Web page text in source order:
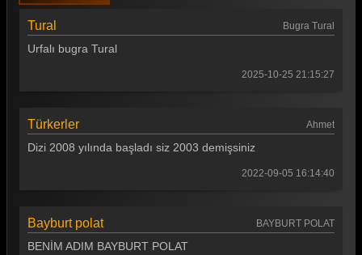
Akasya Durağı 28. Bölüm
Akasya Durağı 27. Bölüm
Akasya Durağı 21. Bölüm
Tural Bugra Tural
Urfalı bugra Tural
2025-10-25 21:15:27
Türkerler Ahmet
Dizi 2008 yılında başladı siz 2003 demişsiniz
2022-09-05 16:14:40
Bayburt polat BAYBURT POLAT
BENİM ADIM BAYBURT POLAT